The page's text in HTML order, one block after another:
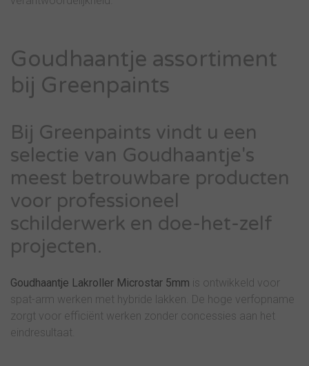
Goudhaantje assortiment
bij Greenpaints
Bij Greenpaints vindt u een
selectie van Goudhaantje's
meest betrouwbare producten
voor professioneel
schilderwerk en doe-het-zelf
projecten.
Goudhaantje Lakroller Microstar 5mm is ontwikkeld voor
spat-arm werken met hybride lakken. De hoge verfopname
zorgt voor efficiënt werken zonder concessies aan het
eindresultaat.